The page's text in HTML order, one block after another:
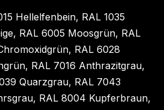
Hellelfenbein, RAL 1035
RAL 6005 Moosgrün, RAL
RAL 6028
RAL 7016 Anthrazitgrau,
Quarzgrau, RAL 7043
RAL 8004 Kupferbraun,